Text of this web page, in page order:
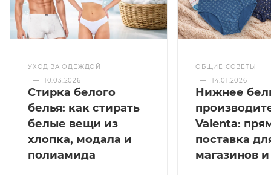
УХОД ЗА ОДЕЖДОЙ
—
10.03.2026
Стирка белого
белья: как стирать
белые вещи из
хлопка, модала и
полиамида
ОБЩИЕ СОВЕТЫ
—
14.01.2026
Нижнее
Valenta:
поставка
магазинов